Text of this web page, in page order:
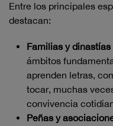
Entre los principales
destacan:
Familias y
ámbitos
aprenden letras,
tocar, muchas
convivencia
Peñas y